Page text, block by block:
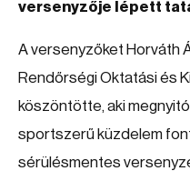
versenyzője lépett
A versenyzőket Horváth
Rendőrségi Oktatási és
köszöntötte, aki
sportszerű küzdelem
sérülésmentes